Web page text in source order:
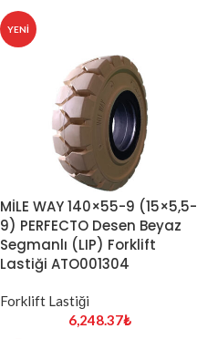
YENI
MİLE WAY 140×55-9 (15×5,5-
9) PERFECTO Desen Beyaz
Segmanlı (LIP) Forklift
Lastiği ATO001304
Forklift Lastiği
6,248.37₺